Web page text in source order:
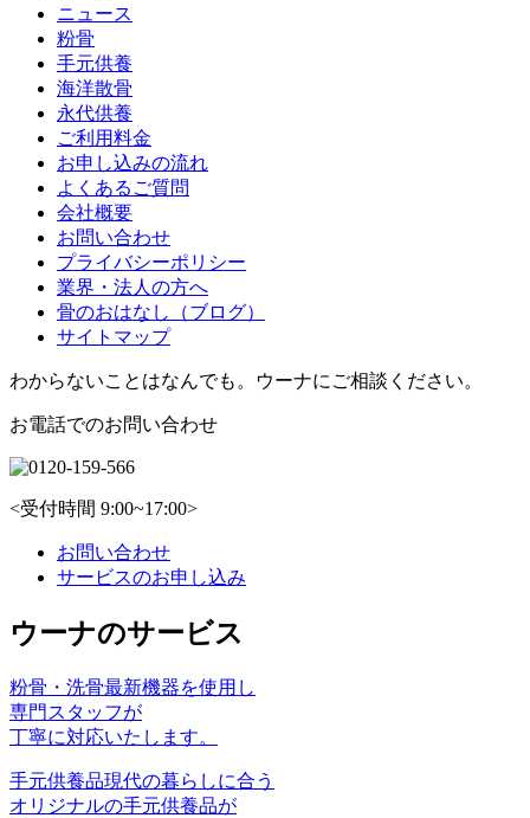
ニュース
粉骨
手元供養
海洋散骨
永代供養
ご利用料金
お申し込みの流れ
よくあるご質問
会社概要
お問い合わせ
プライバシーポリシー
業界・法人の方へ
骨のおはなし（ブログ）
サイトマップ
わからないことはなんでも。ウーナにご相談ください。
お電話でのお問い合わせ
<受付時間 9:00~17:00>
お問い合わせ
サービスのお申し込み
ウーナのサービス
粉骨・洗骨最新機器を使⽤し
専⾨スタッフが
丁寧に対応いたします。
手元供養品現代の暮らしに合う
オリジナルの手元供養品が